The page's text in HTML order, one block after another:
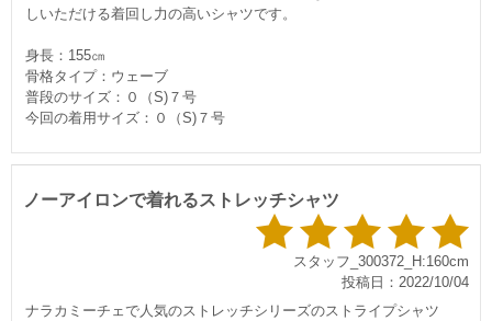
しいただける着回し力の高いシャツです。
身長：155㎝
骨格タイプ：ウェーブ
普段のサイズ：０（S)７号
今回の着用サイズ：０（S)７号
ノーアイロンで着れるストレッチシャツ
スタッフ_300372_H:160cm
投稿日：2022/10/04
ナラカミーチェで人気のストレッチシリーズのストライプシャツ